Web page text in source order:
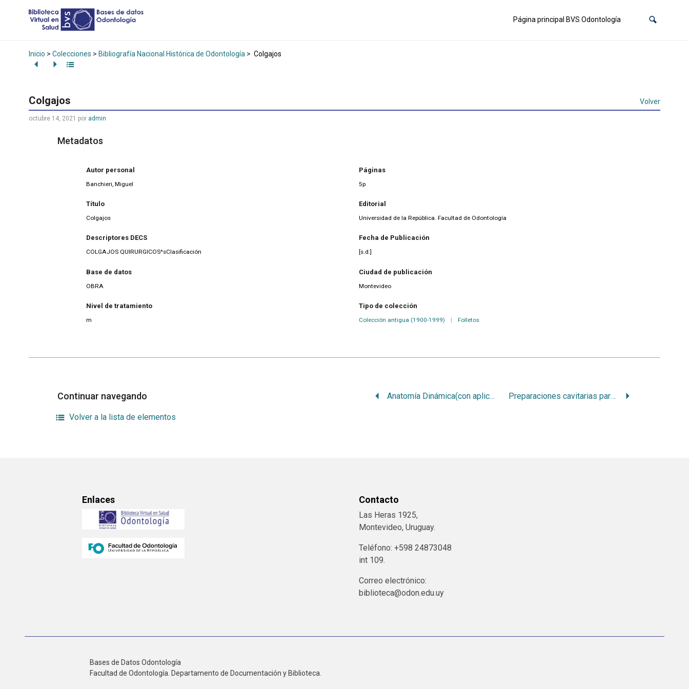
Página principal BVS Odontología
Inicio > Colecciones > Bibliografía Nacional Histórica de Odontología > Colgajos
Colgajos Volver
octubre 14, 2021 por admin
Metadatos
Autor personal
Banchieri, Miguel
Título
Colgajos
Descriptores DECS
COLGAJOS QUIRURGICOS^sClasificación
Base de datos
OBRA
Nivel de tratamiento
m
Páginas
5p
Editorial
Universidad de la República. Facultad de Odontología
Fecha de Publicación
[s.d.]
Ciudad de publicación
Montevideo
Tipo de colección
Colección antigua (1900-1999) | Folletos
Continuar navegando Anatomía Dinámica(con aplicaciones a la cirugía). Región de la glándula submaxilar ensanchada Preparaciones cavitarias para incrustaciones
Volver a la lista de elementos
Enlaces Contacto
Las Heras 1925,
Montevideo, Uruguay.
Teléfono: +598 24873048
int 109.
Correo electrónico:
biblioteca@odon.edu.uy
Bases de Datos Odontología
Facultad de Odontología. Departamento de Documentación y Biblioteca.